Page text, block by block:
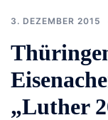
3. DEZEMBER 2015
„Luther